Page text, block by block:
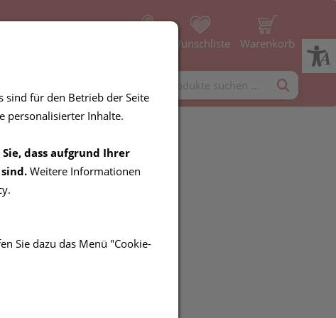
Wunschliste Warenkorb
Rapid
sind für den Betrieb der Seite
personalisierter Inhalte.
dass aufgrund Ihrer
Weitere Informationen
Sie dazu das Menü "Cookie-